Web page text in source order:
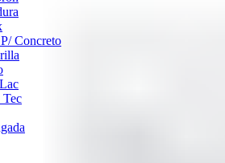
Concreto